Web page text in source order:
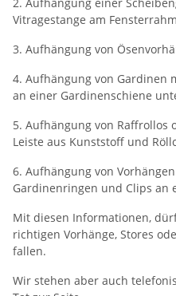
Vitragestange am
3. Aufhängung von
4. Aufhängung von Gardinen
an einer Gardinenschiene
5. Aufhängung von Raffrollos
Leiste aus Kunststoff und
6. Aufhängung von
Gardinenringen und Clips an
Mit diesen Informationen,
richtigen Vorhänge, Stores
fallen.
Wir stehen aber auch